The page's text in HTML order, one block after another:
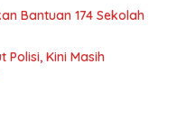
Bantuan 174 Sekolah
Kini Masih